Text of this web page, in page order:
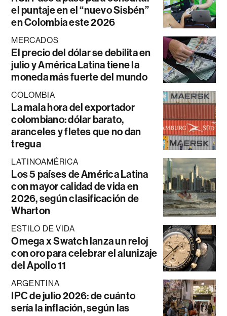
el puntaje en el “nuevo Sisbén”
en Colombia este 2026
MERCADOS
El precio del dólar se debilita en
julio y América Latina tiene la
moneda más fuerte del mundo
COLOMBIA
La mala hora del exportador
colombiano: dólar barato,
aranceles y fletes que no dan
tregua
LATINOAMÉRICA
Los 5 países de América Latina
con mayor calidad de vida en
2026, según clasificación de
Wharton
ESTILO DE VIDA
Omega x Swatch lanza un reloj
con oro para celebrar el alunizaje
del Apollo 11
ARGENTINA
IPC de julio 2026: de cuánto
sería la inflación, según las